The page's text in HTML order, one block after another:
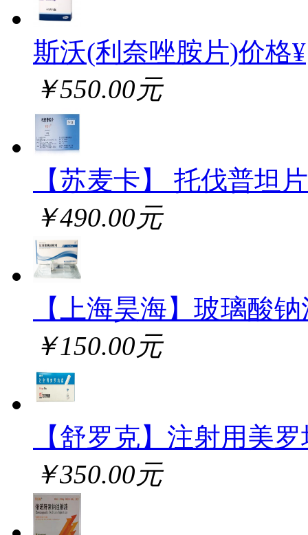
斯沃(利奈唑胺片)价格¥
￥550.00元
【苏麦卡】 托伐普坦片
￥490.00元
【上海昊海】玻璃酸
￥150.00元
【舒罗克】注射用美
￥350.00元